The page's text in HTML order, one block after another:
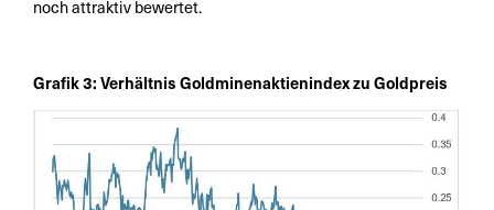
noch attraktiv bewertet.
Grafik 3: Verhältnis Goldminenaktienindex zu Goldpreis